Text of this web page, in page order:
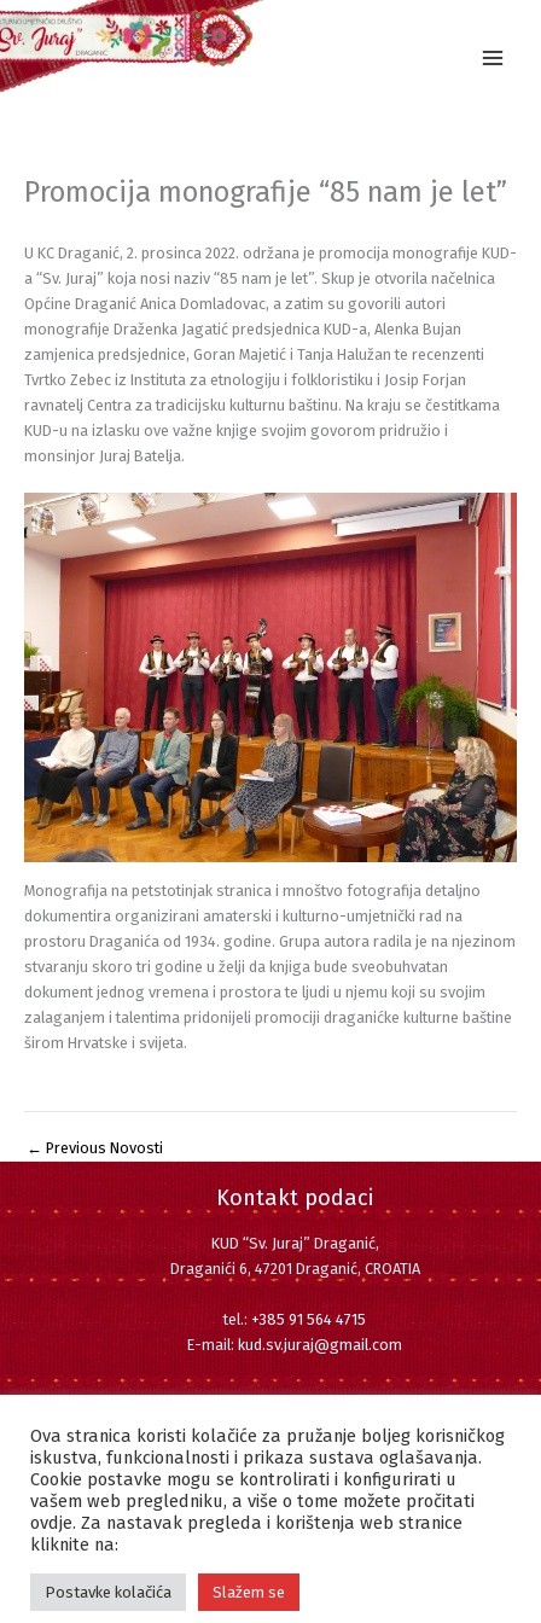
Skip
to
content
Promocija monografije “85 nam je let”
U KC Draganić, 2. prosinca 2022. održana je promocija monografije KUD-
a “Sv. Juraj” koja nosi naziv “85 nam je let”. Skup je otvorila načelnica
Općine Draganić Anica Domladovac, a zatim su govorili autori
monografije Draženka Jagatić predsjednica KUD-a, Alenka Bujan
zamjenica predsjednice, Goran Majetić i Tanja Halužan te recenzenti
Tvrtko Zebec iz Instituta za etnologiju i folkloristiku i Josip Forjan
ravnatelj Centra za tradicijsku kulturnu baštinu. Na kraju se čestitkama
KUD-u na izlasku ove važne knjige svojim govorom pridružio i
monsinjor Juraj Batelja.
Monografija na petstotinjak stranica i mnoštvo fotografija detaljno
dokumentira organizirani amaterski i kulturno-umjetnički rad na
prostoru Draganića od 1934. godine. Grupa autora radila je na njezinom
stvaranju skoro tri godine u želji da knjiga bude sveobuhvatan
dokument jednog vremena i prostora te ljudi u njemu koji su svojim
zalaganjem i talentima pridonijeli promociji draganićke kulturne baštine
širom Hrvatske i svijeta.
← Previous Novosti
Kontakt podaci
KUD “Sv. Juraj” Draganić,
Draganići 6, 47201 Draganić, CROATIA
tel.: +385 91 564 4715
E-mail: kud.sv.juraj@gmail.com
Facebook
Instagram
YouTube
Copyright © 2022 KUD "SVETI JURAJ" DRAGANIĆ | Sva prava pridržana.
Ova stranica koristi kolačiće za pružanje boljeg korisničkog
iskustva, funkcionalnosti i prikaza sustava oglašavanja.
Cookie postavke mogu se kontrolirati i konfigurirati u
vašem web pregledniku, a više o tome možete pročitati
ovdje. Za nastavak pregleda i korištenja web stranice
kliknite na:
Postavke kolačića Slažem se